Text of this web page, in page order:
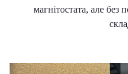
магнітостата, але без